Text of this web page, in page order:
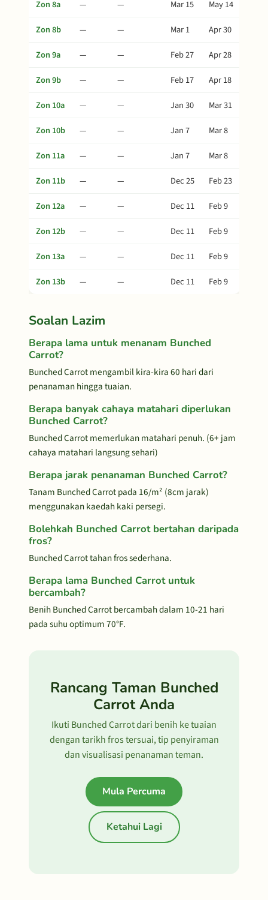
Zon 8a — — Mar 15
May 14
Zon 8b
— — Mar 1
Apr 30
Zon 9a
— — Feb 27
Apr 28
Zon 9b
— — Feb 17
Apr 18
Zon 10a
— — Jan 30
Mar 31
Zon 10b
— — Jan 7
Mar 8
Zon 11a
— — Jan 7
Mar 8
Zon 11b
— — Dec 25
Feb 23
Zon 12a
— — Dec 11
Feb 9
Zon 12b
— — Dec 11
Feb 9
Zon 13a
— — Dec 11
Feb 9
Zon 13b
— — Dec 11 Feb 9
Soalan Lazim
Berapa lama untuk menanam Bunched
Carrot?
Bunched Carrot mengambil kira-kira 60 hari dari
penanaman hingga tuaian.
Berapa banyak cahaya matahari diperlukan
Bunched Carrot?
Bunched Carrot memerlukan matahari penuh. (6+ jam
cahaya matahari langsung sehari)
Berapa jarak penanaman Bunched Carrot?
Tanam Bunched Carrot pada 16/m² (8cm jarak)
menggunakan kaedah kaki persegi.
Bolehkah Bunched Carrot bertahan daripada
fros?
Bunched Carrot tahan fros sederhana.
Berapa lama Bunched Carrot untuk
bercambah?
Benih Bunched Carrot bercambah dalam 10-21 hari
pada suhu optimum 70°F.
Rancang Taman Bunched
Carrot Anda
Ikuti Bunched Carrot dari benih ke tuaian
dengan tarikh fros tersuai, tip penyiraman
dan visualisasi penanaman teman.
Mula Percuma
Ketahui Lagi